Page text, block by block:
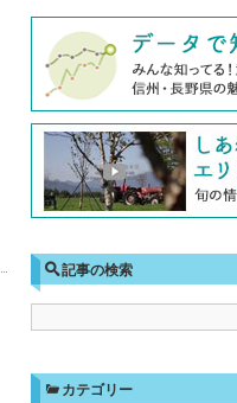
記事の検索
カテゴリー